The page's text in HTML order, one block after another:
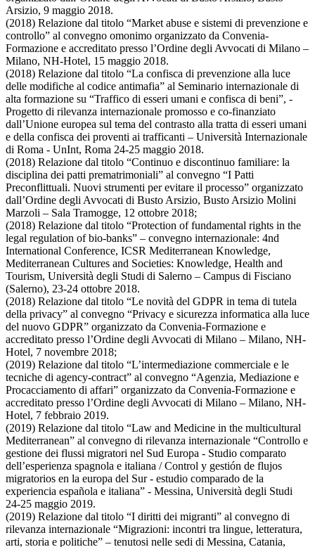
Arsizio, 9 maggio 2018.
(2018) Relazione dal titolo “Market abuse e sistemi di prevenzione e
controllo” al convegno omonimo organizzato da Convenia-
Formazione e accreditato presso l’Ordine degli Avvocati di Milano –
Milano, NH-Hotel, 15 maggio 2018.
(2018) Relazione dal titolo “La confisca di prevenzione alla luce
delle modifiche al codice antimafia” al Seminario internazionale di
alta formazione su “Traffico di esseri umani e confisca di beni”, -
Progetto di rilevanza internazionale promosso e co-finanziato
dall’Unione europea sul tema del contrasto alla tratta di esseri umani
e della confisca dei proventi ai trafficanti – Università Internazionale
di Roma - UnInt, Roma 24-25 maggio 2018.
(2018) Relazione dal titolo “Continuo e discontinuo familiare: la
disciplina dei patti prematrimoniali” al convegno “I Patti
Preconflittuali. Nuovi strumenti per evitare il processo” organizzato
dall’Ordine degli Avvocati di Busto Arsizio, Busto Arsizio Molini
Marzoli – Sala Tramogge, 12 ottobre 2018;
(2018) Relazione dal titolo “Protection of fundamental rights in the
legal regulation of bio-banks” – convegno internazionale: 4nd
International Conference, ICSR Mediterranean Knowledge,
Mediterranean Cultures and Societies: Knowledge, Health and
Tourism, Università degli Studi di Salerno – Campus di Fisciano
(Salerno), 23-24 ottobre 2018.
(2018) Relazione dal titolo “Le novità del GDPR in tema di tutela
della privacy” al convegno “Privacy e sicurezza informatica alla luce
del nuovo GDPR” organizzato da Convenia-Formazione e
accreditato presso l’Ordine degli Avvocati di Milano – Milano, NH-
Hotel, 7 novembre 2018;
(2019) Relazione dal titolo “L’intermediazione commerciale e le
tecniche di agency-contract” al convegno “Agenzia, Mediazione e
Procacciamento di affari” organizzato da Convenia-Formazione e
accreditato presso l’Ordine degli Avvocati di Milano – Milano, NH-
Hotel, 7 febbraio 2019.
(2019) Relazione dal titolo “Law and Medicine in the multicultural
Mediterranean” al convegno di rilevanza internazionale “Controllo e
gestione dei flussi migratori nel Sud Europa - Studio comparato
dell’esperienza spagnola e italiana / Control y gestión de flujos
migratorios en la europa del Sur - estudio comparado de la
experiencia española e italiana” - Messina, Università degli Studi
24-25 maggio 2019.
(2019) Relazione dal titolo “I diritti dei migranti” al convegno di
rilevanza internazionale “Migrazioni: incontri tra lingue, letteratura,
arti, storia e politiche” – tenutosi nelle sedi di Messina, Catania,